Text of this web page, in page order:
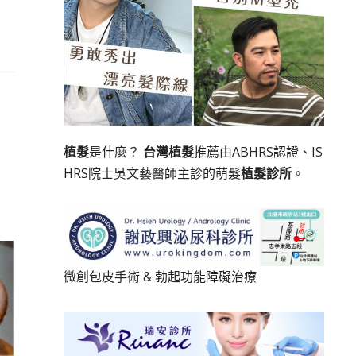
植髮是什麼？ 台灣植髮推薦由ABHRS認證、IS
HRS院士吳文藝醫師主診的萌髮植髮診所。
微創包皮手術&勃起功能障礙治療